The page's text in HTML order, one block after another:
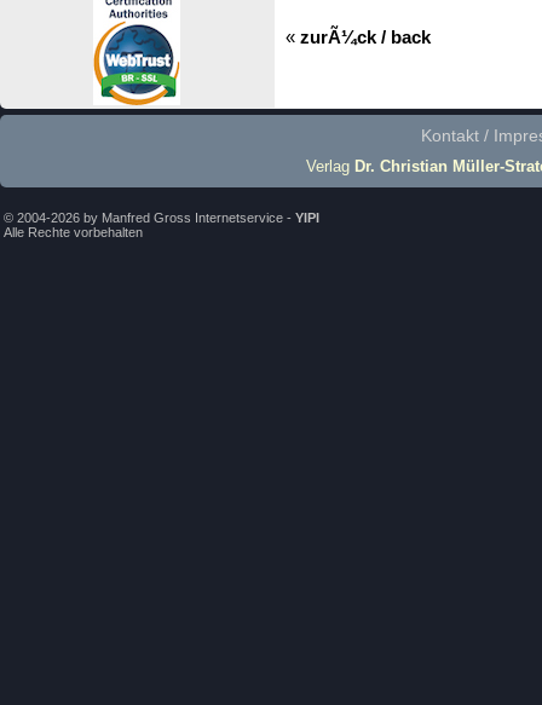
« zurÃ¼ck / back
Kontakt /
Verlag Dr. Christian Müller-
© 2004-2026 by Manfred Gross Internetservice - YIPI
Alle Rechte vorbehalten